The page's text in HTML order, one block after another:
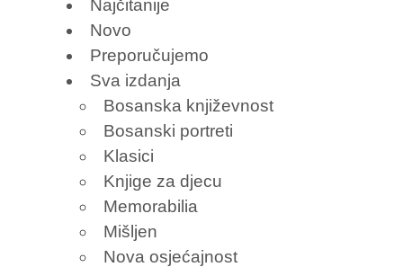
Najčitanije
Novo
Preporučujemo
Sva izdanja
Bosanska književnost
Bosanski portreti
Klasici
Knjige za djecu
Memorabilia
Mišljen
Nova osjećajnost